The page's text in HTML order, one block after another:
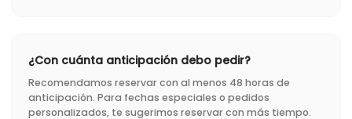
¿Con cuánta anticipación debo pedir?
Recomendamos reservar con al menos 48 horas de
anticipación. Para fechas especiales o pedidos
personalizados, te sugerimos reservar con más tiempo.